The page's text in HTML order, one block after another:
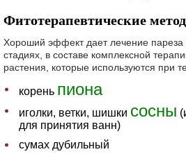
Фитотерапевтические
Хороший эффект дает лечение
стадиях, в составе комплексной
растения, которые используются при
корень пиона
иголки, ветки, шишки сосны
для принятия ванн)
сумах дубильный